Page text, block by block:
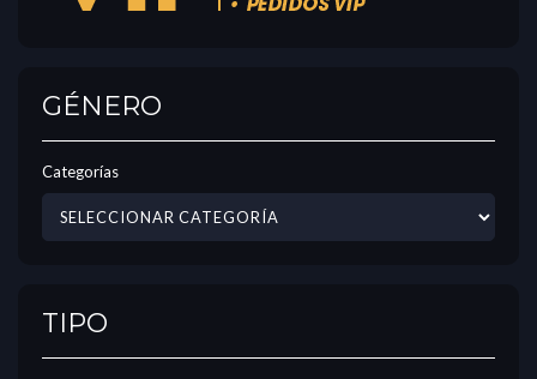
GÉNERO
Categorías
TIPO